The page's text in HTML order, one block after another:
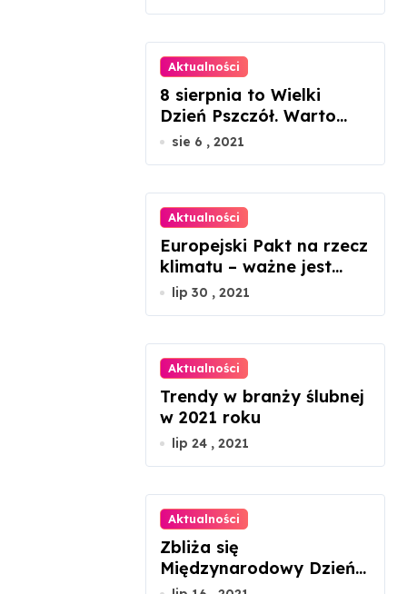
Aktualności
8 sierpnia to Wielki
Dzień Pszczół. Warto
docenić ich rolę w
sie 6 , 2021
Aktualności
Europejski Pakt na rzecz
klimatu – ważne jest
zaangażowanie każdego
lip 30 , 2021
Aktualności
Trendy w branży ślubnej
w 2021 roku
lip 24 , 2021
Aktualności
Zbliża się
Międzynarodowy Dzień
Szachów